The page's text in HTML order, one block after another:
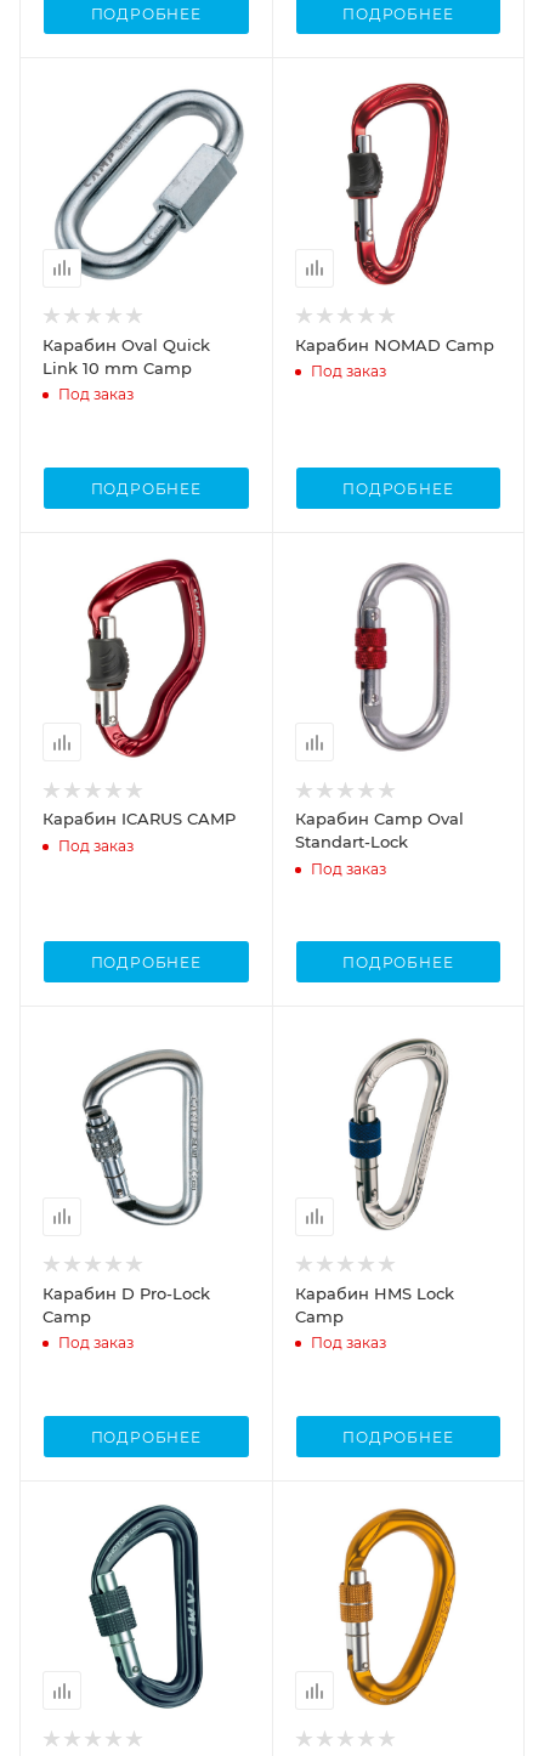
ПОДРОБНЕЕ ПОДРОБНЕЕ
Карабин Oval Quick
Link 10 mm Camp
Под заказ
ПОДРОБНЕЕ
Карабин NOMAD Camp
Под заказ
ПОДРОБНЕЕ
Карабин ICARUS CAMP
Под заказ
ПОДРОБНЕЕ
Карабин Camp Oval
Standart-Lock
Под заказ
ПОДРОБНЕЕ
Карабин D Pro-Lock
Camp
Под заказ
ПОДРОБНЕЕ
Карабин HMS Lock
Camp
Под заказ
ПОДРОБНЕЕ